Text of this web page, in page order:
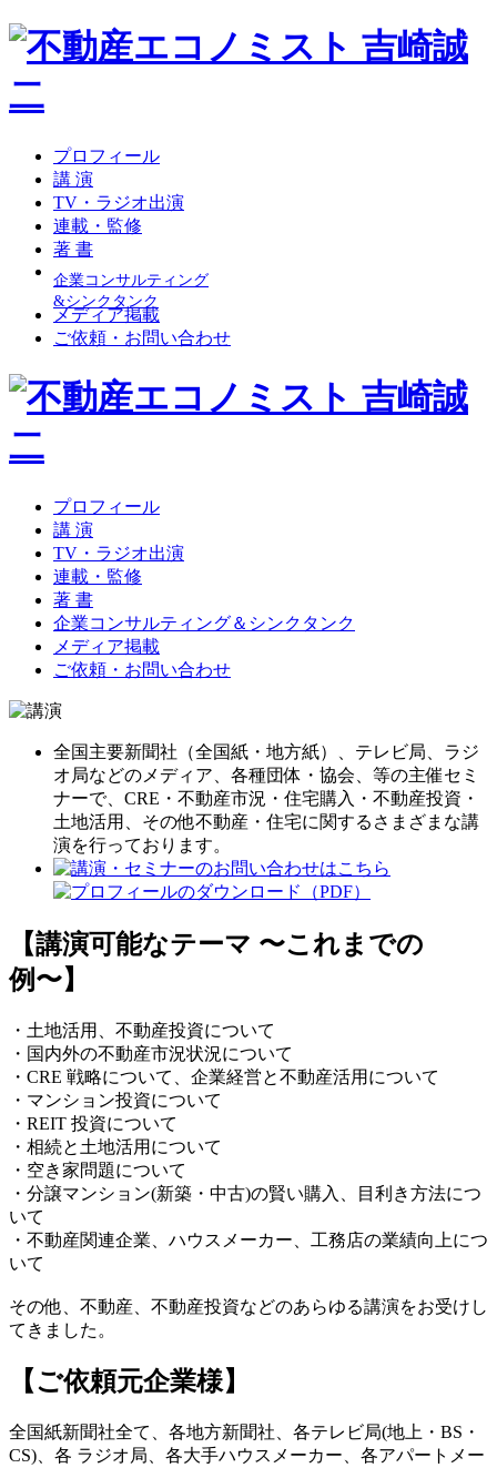
プロフィール
講 演
TV・ラジオ出演
連載・監修
著 書
企業コンサルティング
&シンクタンク
メディア掲載
ご依頼・お問い合わせ
プロフィール
講 演
TV・ラジオ出演
連載・監修
著 書
企業コンサルティング＆シンクタンク
メディア掲載
ご依頼・お問い合わせ
全国主要新聞社（全国紙・地方紙）、テレビ局、ラジ
オ局などのメディア、各種団体・協会、等の主催セミ
ナーで、CRE・不動産市況・住宅購入・不動産投資・
土地活用、その他不動産・住宅に関するさまざまな講
演を行っております。
【講演可能なテーマ 〜これまでの
例〜】
・土地活用、不動産投資について
・国内外の不動産市況状況について
・CRE 戦略について、企業経営と不動産活用について
・マンション投資について
・REIT 投資について
・相続と土地活用について
・空き家問題について
・分譲マンション(新築・中古)の賢い購入、目利き方法につ
いて
・不動産関連企業、ハウスメーカー、工務店の業績向上につ
いて
その他、不動産、不動産投資などのあらゆる講演をお受けし
てきました。
【ご依頼元企業様】
全国紙新聞社全て、各地方新聞社、各テレビ局(地上・BS・
CS)、各 ラジオ局、各大手ハウスメーカー、各アパートメー